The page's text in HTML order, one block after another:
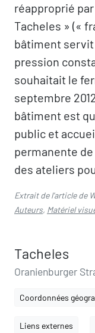
réapproprié
Tacheles » («
bâtiment
pression
souhaitait le
septembre
bâtiment est
public et
permanente
des ateliers
Extrait de l'article de
Auteurs, Matériel
Tacheles
Oranienburger
Coordonnées
Liens externes